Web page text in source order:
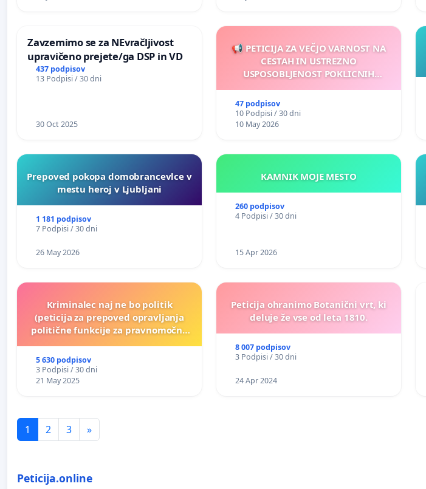
Zavzemimo se za NEvračljivost
upravičeno prejete/ga DSP in VD
437 podpisov
13 Podpisi / 30 dni
30 Oct 2025
📢 PETICIJA ZA VEČJO VARNOST NA
CESTAH IN USTREZNO
USPOSOBLJENOST POKLICNIH
47 podpisov
10 Podpisi / 30 dni
10 May 2026
Prepoved pokopa domobrancevlce v
mestu heroj v Ljubljani
1 181 podpisov
7 Podpisi / 30 dni
26 May 2026
KAMNIK MOJE MESTO
260 podpisov
4 Podpisi / 30 dni
15 Apr 2026
Kriminalec naj ne bo politik
(peticija za prepoved opravljanja
politične funkcije za pravnomočno
5 630 podpisov
3 Podpisi / 30 dni
21 May 2025
Peticija ohranimo Botanični vrt, ki
deluje že vse od leta 1810.
8 007 podpisov
3 Podpisi / 30 dni
24 Apr 2024
1 2 3 »
Peticija.online